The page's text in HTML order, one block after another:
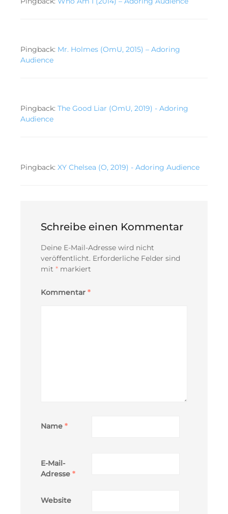
Pingback: Mr. Holmes (OmU, 2015) – Adoring
Audience
Pingback: The Good Liar (OmU, 2019) - Adoring
Audience
Pingback: XY Chelsea (O, 2019) - Adoring Audience
Schreibe einen Kommentar
Deine E-Mail-Adresse wird nicht
veröffentlicht. Erforderliche Felder sind
mit * markiert
Kommentar *
Name *
E-Mail-
Adresse *
Website